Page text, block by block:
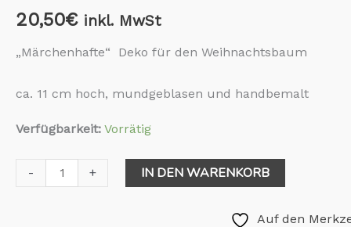
20,50€ inkl. MwSt
„Märchenhafte“ Deko für den Weihnachtsbaum
ca. 11 cm hoch, mundgeblasen und handbemalt
Verfügbarkeit: Vorrätig
- + IN DEN WARENKORB
Auf den